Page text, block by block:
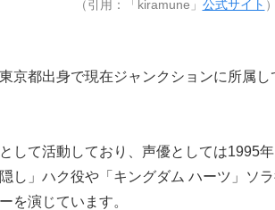
（引用：「kiramune」 公式サイト ）
京都出身で現在ジャンクションに所属し
して活動しており、声優としては1995年
隠し」ハク役や「キングダム ハーツ」ソ
を演じています。